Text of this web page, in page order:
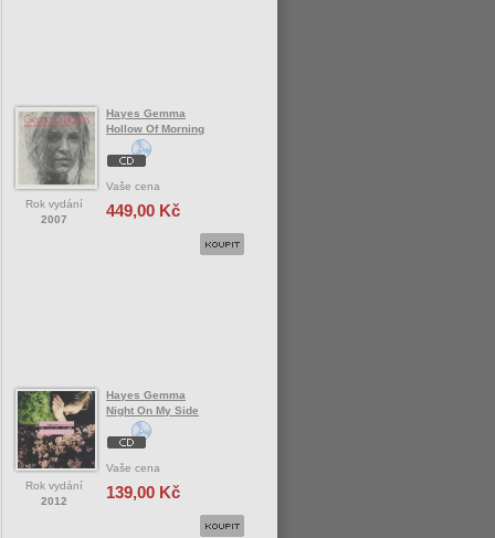
Rok vydání
2007
Hayes Gemma
Hollow Of Morning
Vaše cena
449,00 Kč
Rok vydání
2012
Hayes Gemma
Night On My Side
Vaše cena
139,00 Kč